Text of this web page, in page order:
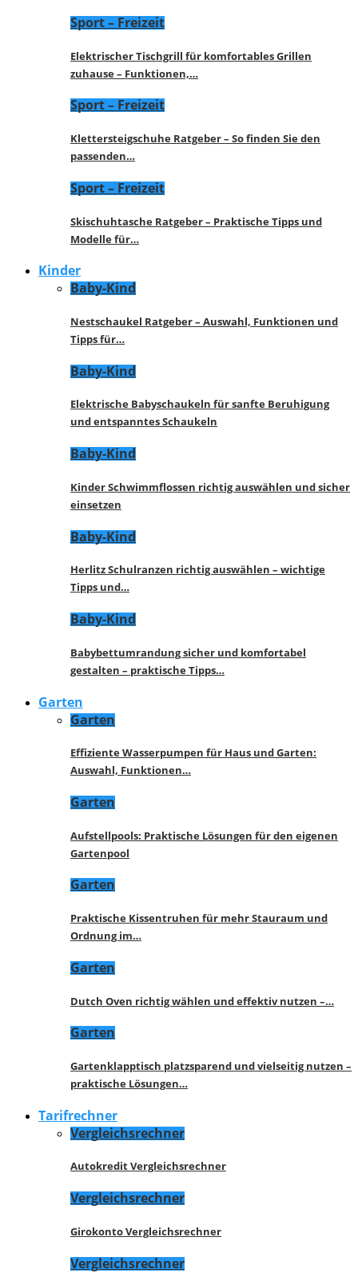
Sport – Freizeit
Elektrischer Tischgrill für komfortables Grillen
zuhause – Funktionen,…
Sport – Freizeit
Klettersteigschuhe Ratgeber – So finden Sie den
passenden…
Sport – Freizeit
Skischuhtasche Ratgeber – Praktische Tipps und
Modelle für…
Kinder
Baby-Kind
Nestschaukel Ratgeber – Auswahl, Funktionen und
Tipps für…
Baby-Kind
Elektrische Babyschaukeln für sanfte Beruhigung
und entspanntes Schaukeln
Baby-Kind
Kinder Schwimmflossen richtig auswählen und sicher
einsetzen
Baby-Kind
Herlitz Schulranzen richtig auswählen – wichtige
Tipps und…
Baby-Kind
Babybettumrandung sicher und komfortabel
gestalten – praktische Tipps…
Garten
Garten
Effiziente Wasserpumpen für Haus und Garten:
Auswahl, Funktionen…
Garten
Aufstellpools: Praktische Lösungen für den eigenen
Gartenpool
Garten
Praktische Kissentruhen für mehr Stauraum und
Ordnung im…
Garten
Dutch Oven richtig wählen und effektiv nutzen –…
Garten
Gartenklapptisch platzsparend und vielseitig nutzen –
praktische Lösungen…
Tarifrechner
Vergleichsrechner
Autokredit Vergleichsrechner
Vergleichsrechner
Girokonto Vergleichsrechner
Vergleichsrechner